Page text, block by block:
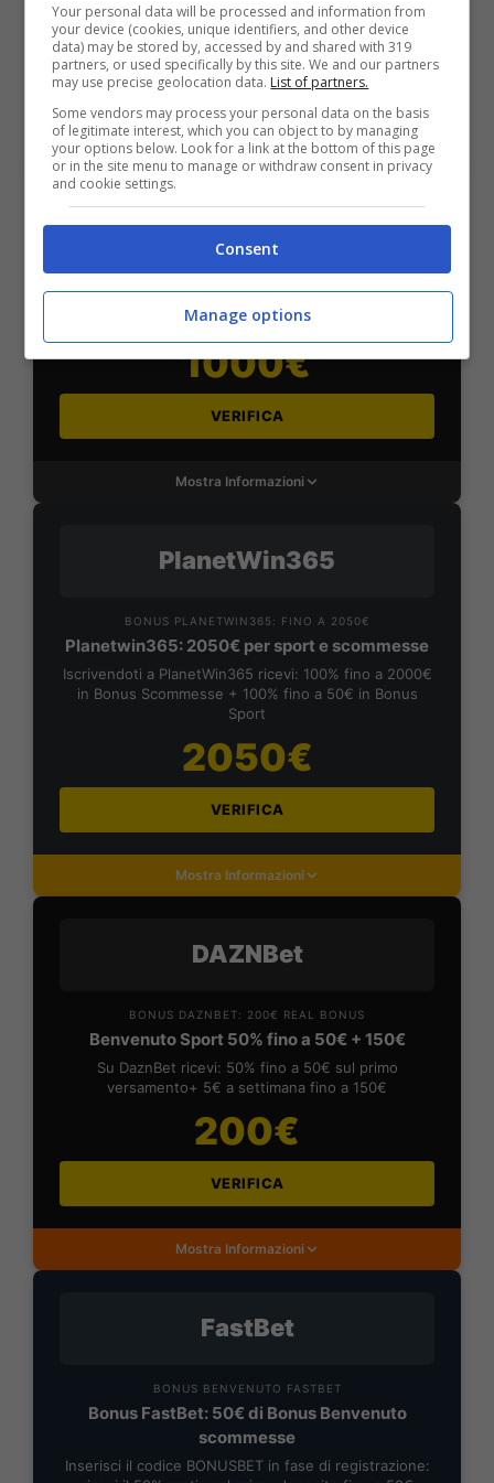
2050€
VERIFICA
Mostra Informazioni
SNAI
Bonus Benvenuto Sport: fino a 1.000€
50% sul deposito fino a 50€
1000€
VERIFICA
Mostra Informazioni
PlanetWin365
BONUS PLANETWIN365: FINO A 2050€
Planetwin365: 2050€ per sport e scommesse
Iscrivendoti a PlanetWin365 ricevi: 100% fino a 2000€
in Bonus Scommesse + 100% fino a 50€ in Bonus
Sport
2050€
VERIFICA
Mostra Informazioni
DAZNBet
BONUS DAZNBET: 200€ REAL BONUS
Benvenuto Sport 50% fino a 50€ + 150€
Su DaznBet ricevi: 50% fino a 50€ sul primo
versamento+ 5€ a settimana fino a 150€
200€
VERIFICA
Mostra Informazioni
FastBet
BONUS BENVENUTO FASTBET
Bonus FastBet: 50€ di Bonus Benvenuto
scommesse
Inserisci il codice BONUSBET in fase di registrazione:
Your personal data will be processed and information from
your device (cookies, unique identifiers, and other device
data) may be stored by, accessed by and shared with 319
partners, or used specifically by this site. We and our partners
may use precise geolocation data. List of partners.
Some vendors may process your personal data on the basis
of legitimate interest, which you can object to by managing
your options below. Look for a link at the bottom of this page
or in the site menu to manage or withdraw consent in privacy
and cookie settings.
Consent
Manage options